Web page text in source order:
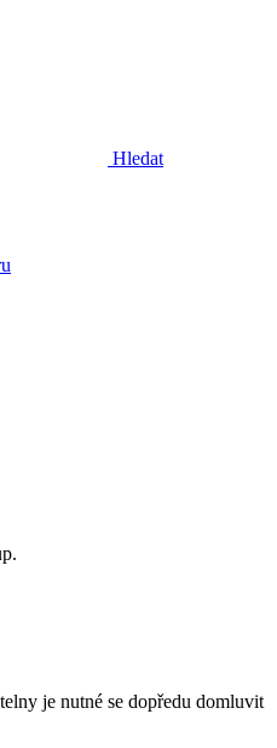
Hledat
je nutné se dopředu domluvit